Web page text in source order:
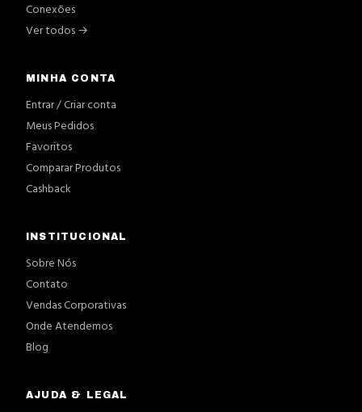
Conexões
Ver todos →
MINHA CONTA
Entrar / Criar conta
Meus Pedidos
Favoritos
Comparar Produtos
Cashback
INSTITUCIONAL
Sobre Nós
Contato
Vendas Corporativas
Onde Atendemos
Blog
AJUDA & LEGAL